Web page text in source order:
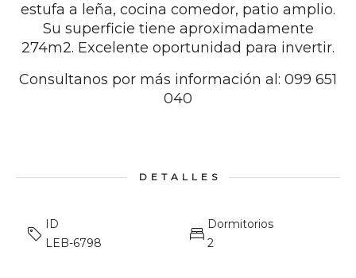
estufa a leña, cocina comedor, patio amplio.
Su superficie tiene aproximadamente
274m2. Excelente oportunidad para invertir.
Consultanos por más información al: 099 651
040
DETALLES
ID
LEB-6798
Dormitorios
2